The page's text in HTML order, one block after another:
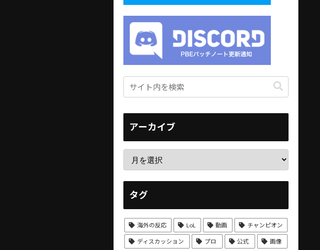
アーカイブ
タグ
海外の反応 LoL 動画 チャンピオン
ディスカッション プロ 公式 画像